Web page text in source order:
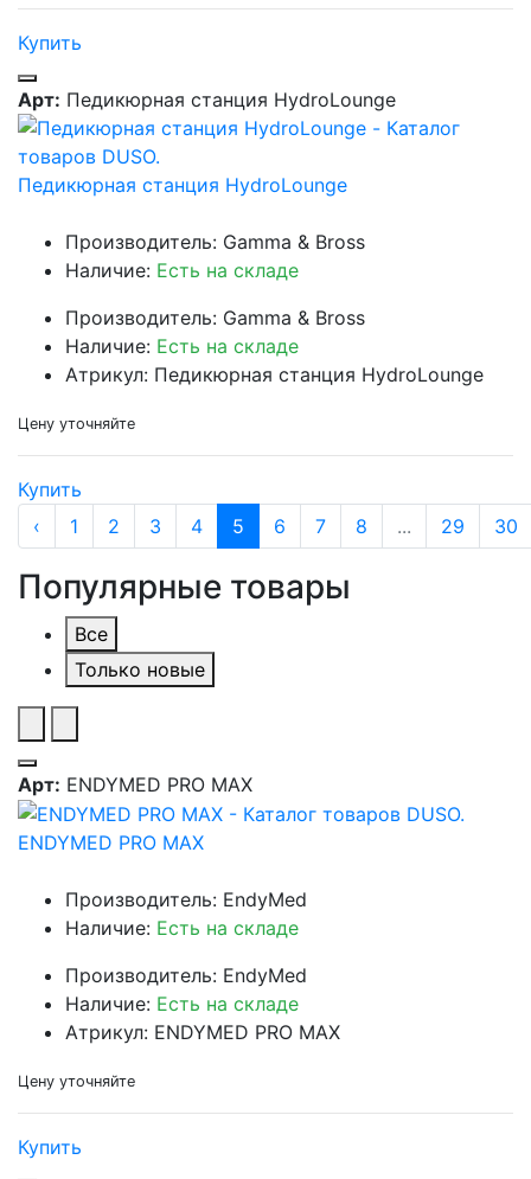
Купить
Арт: Педикюрная станция HydroLounge
Педикюрная станция HydroLounge
Производитель: Gamma & Bross
Наличие: Есть на складе
Производитель: Gamma & Bross
Наличие: Есть на складе
Атрикул: Педикюрная станция HydroLounge
Цену уточняйте
Купить
‹
1 2 3 4 5 6 7 8 ... 29 30
Популярные товары
Все
Только новые
Арт: ENDYMED PRO MAX
ENDYMED PRO MAX
Производитель: EndyMed
Наличие: Есть на складе
Производитель: EndyMed
Наличие: Есть на складе
Атрикул: ENDYMED PRO MAX
Цену уточняйте
Купить